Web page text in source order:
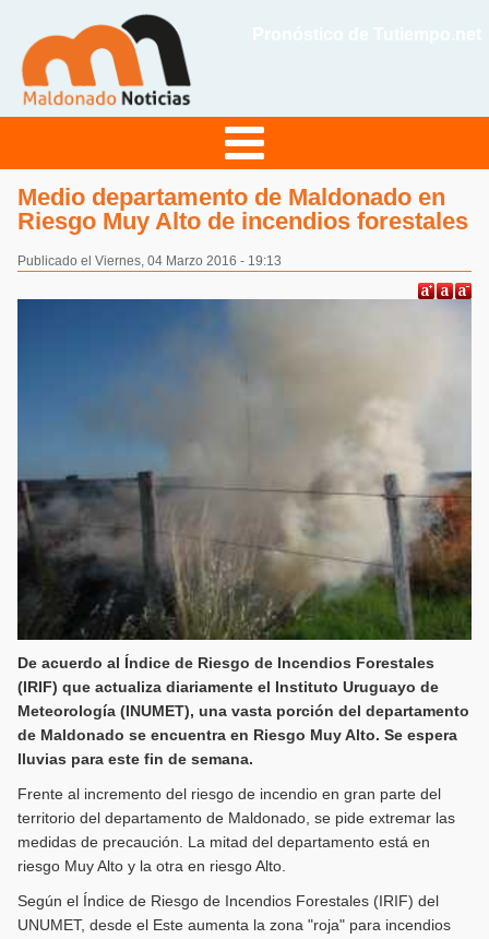
Medio departamento de Maldonado en
Riesgo Muy Alto de incendios forestales
Publicado el Viernes, 04 Marzo 2016 - 19:13
De acuerdo al Índice de Riesgo de Incendios Forestales
(IRIF) que actualiza diariamente el Instituto Uruguayo de
Meteorología (INUMET), una vasta porción del departamento
de Maldonado se encuentra en Riesgo Muy Alto. Se espera
lluvias para este fin de semana.
Frente al incremento del riesgo de incendio en gran parte del
territorio del departamento de Maldonado, se pide extremar las
medidas de precaución. La mitad del departamento está en
riesgo Muy Alto y la otra en riesgo Alto.
Según el Índice de Riesgo de Incendios Forestales (IRIF) del
UNUMET, desde el Este aumenta la zona "roja" para incendios